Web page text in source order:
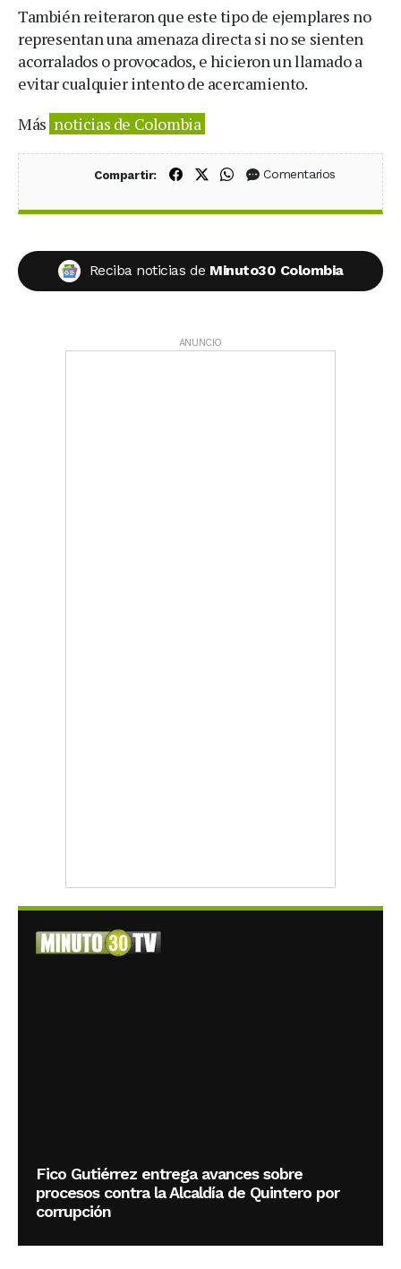
También reiteraron que este tipo de ejemplares no
representan una amenaza directa si no se sienten
acorralados o provocados, e hicieron un llamado a
evitar cualquier intento de acercamiento.
Más noticias de Colombia
Compartir: Compartir en Facebook
Compartir en X (Twitter)
Compartir en WhatsApp
Comentarios
Reciba noticias de Minuto30 Colombia
ANUNCIO
Fico Gutiérrez entrega avances sobre
procesos contra la Alcaldía de Quintero por
corrupción